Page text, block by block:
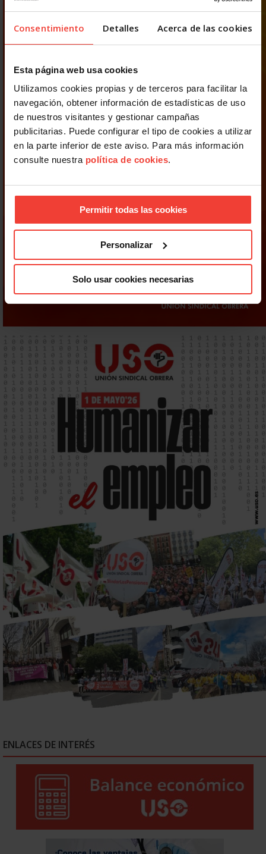
Consentimiento Detalles Acerca de las cookies
Esta página web usa cookies
Utilizamos cookies propias y de terceros para facilitar la
navegación, obtener información de estadísticas de uso
de nuestros visitantes y gestionar campañas
publicitarias. Puede configurar el tipo de cookies a utilizar
en la parte inferior de este aviso. Para más información
consulte nuestra política de cookies.
Permitir todas las cookies
Personalizar
Solo usar cookies necesarias
ENLACES DE INTERÉS